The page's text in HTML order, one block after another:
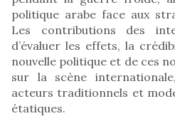
politique arabe face aux
Les contributions des
d’évaluer les effets, la
nouvelle politique et de ces
sur la scène
acteurs traditionnels et
étatiques.